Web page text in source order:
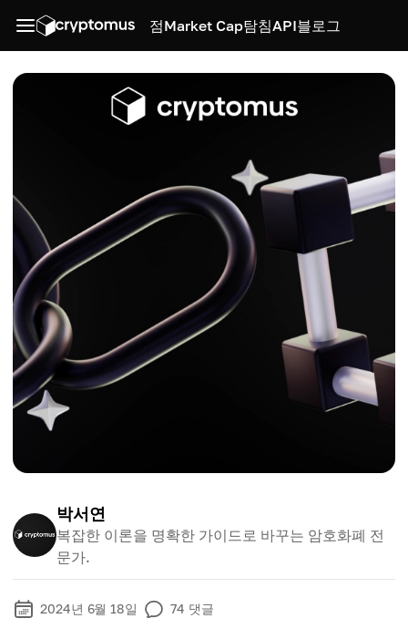
점Market Cap탐침API블로그
박서연
복잡한 이론을 명확한 가이드로 바꾸는 암호화폐 전
문가.
2024년 6월 18일 74 댓글